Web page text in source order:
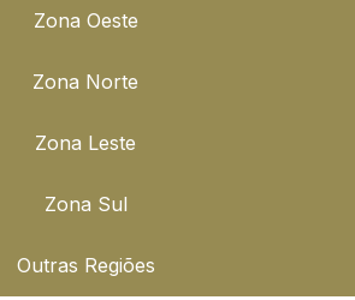
Zona Oeste
Zona Norte
Zona Leste
Zona Sul
Outras Regiões